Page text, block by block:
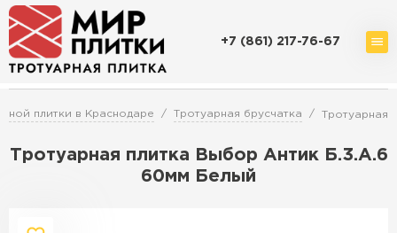
+7 (861) 217-76-67
плитки в Краснодаре Тротуарная брусчатка Тротуарная
Тротуарная плитка Выбор Антик Б.3.А.6
60мм Белый